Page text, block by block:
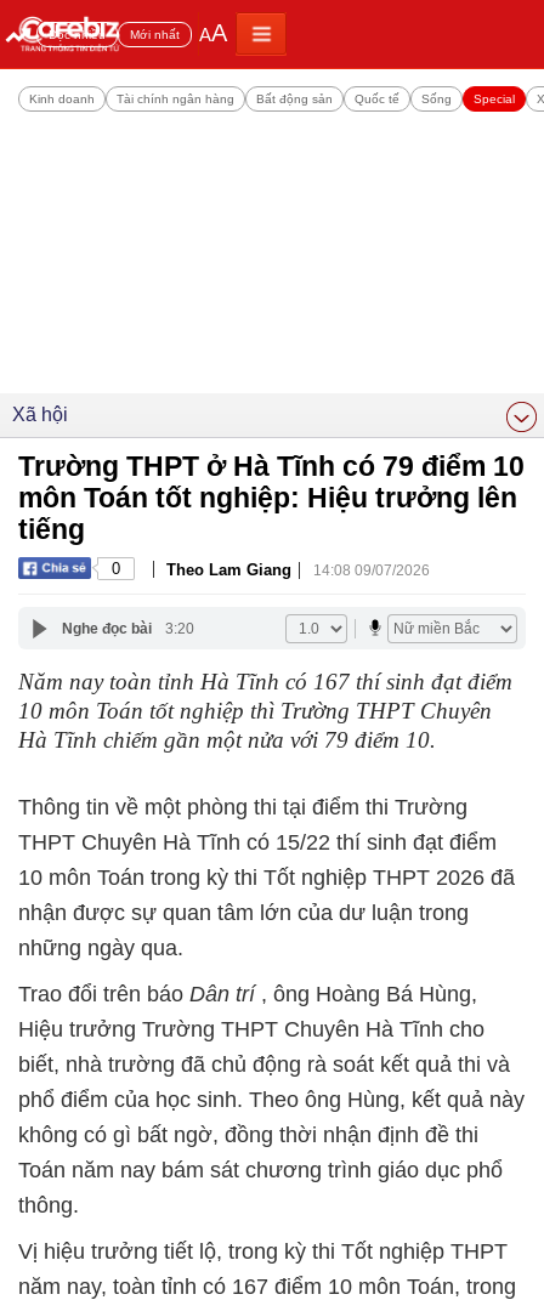
Đọc nhiều Mới nhất AA
Kinh doanh Tài chính ngân hàng Bất động sản Quốc tế Sống Special
Xã hội
Trường THPT ở Hà Tĩnh có 79 điểm 10
môn Toán tốt nghiệp: Hiệu trưởng lên
tiếng
0 | Theo Lam Giang | 14:08 09/07/2026
Nghe đọc bài 3:20
Năm nay toàn tỉnh Hà Tĩnh có 167 thí sinh đạt điểm
10 môn Toán tốt nghiệp thì Trường THPT Chuyên
Hà Tĩnh chiếm gần một nửa với 79 điểm 10.
Thông tin về một phòng thi tại điểm thi Trường
THPT Chuyên Hà Tĩnh có 15/22 thí sinh đạt điểm
10 môn Toán trong kỳ thi Tốt nghiệp THPT 2026 đã
nhận được sự quan tâm lớn của dư luận trong
những ngày qua.
Trao đổi trên báo Dân trí , ông Hoàng Bá Hùng,
Hiệu trưởng Trường THPT Chuyên Hà Tĩnh cho
biết, nhà trường đã chủ động rà soát kết quả thi và
phổ điểm của học sinh. Theo ông Hùng, kết quả này
không có gì bất ngờ, đồng thời nhận định đề thi
Toán năm nay bám sát chương trình giáo dục phổ
thông.
Vị hiệu trưởng tiết lộ, trong kỳ thi Tốt nghiệp THPT
năm nay, toàn tỉnh có 167 điểm 10 môn Toán, trong